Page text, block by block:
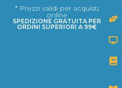
* Prezzi validi per acquisti
online
SPEDIZIONE GRATUITA PER
ORDINI SUPERIORI A 99€